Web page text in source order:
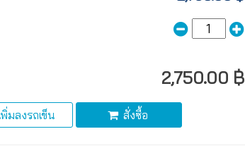
2,750.00 ฿
พิ่มลงรถเข็น สั่งซื้อ